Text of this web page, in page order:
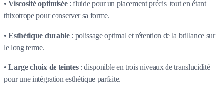
•Viscosité optimisée: fluide pour un placement précis, tout en étant
thixotrope pour conserver sa forme.
•Esthétique durable: polissage optimal et rétention de la brillance sur
le long terme.
•Large choix de teintes: disponible en trois niveaux de translucidité
pour une intégration esthétique parfaite.